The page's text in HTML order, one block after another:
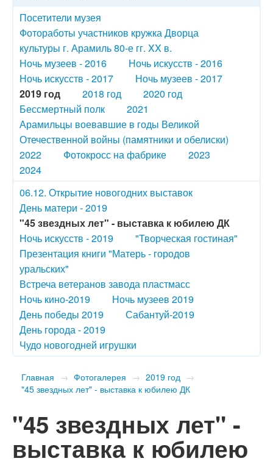
Посетители музея
Фотоработы участников кружка Дворца
культуры г. Арамиль 80-е гг. XX в.
Ночь музеев - 2016
Ночь искусств - 2016
Ночь искусств - 2017
Ночь музеев - 2017
2019 год
2018 год
2020 год
Бессмертный полк
2021
Арамильцы воевавшие в годы Великой
Отечественной войны (памятники и обелиски)
2022
Фотокросс на фабрике
2023
2024
06.12. Открытие новогодних выставок
День матери - 2019
"45 звездных лет" - выставка к юбилею ДК
Ночь искусств - 2019
"Творческая гостиная"
Презентация книги "Матерь - городов
уральских"
Встреча ветеранов завода пластмасс
Ночь кино-2019
Ночь музеев 2019
День победы 2019
Сабантуй-2019
День города - 2019
Чудо новогодней игрушки
Главная → Фотогалерея → 2019 год →
"45 звездных лет" - выставка к юбилею ДК
"45 звездных лет" -
выставка к юбилею